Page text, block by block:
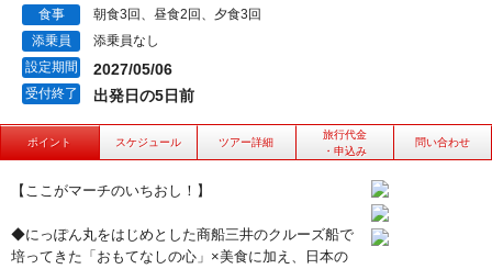
食事
朝食3回、昼食2回、夕食3回
添乗員
添乗員なし
設定期間
2027/05/06
受付終了 出発日の5日前
ポイント スケジュール ツアー詳細
旅行代金
・申込み
問い合わせ
【ここがマーチのいちおし！】
◆にっぽん丸をはじめとした商船三井のクルーズ船で
培ってきた「おもてなしの心」×美食に加え、日本の